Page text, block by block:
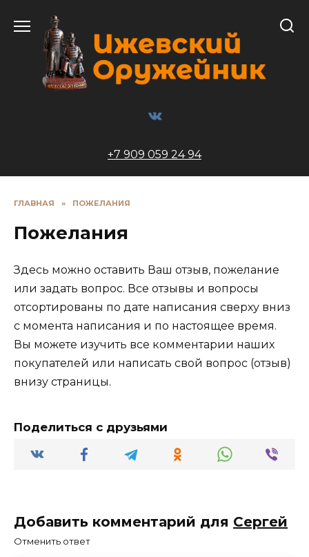
содержанию
+7 909 059 24 94
ГЛАВНАЯ » ПОЖЕЛАНИЯ
Пожелания
Здесь можно оставить Ваш отзыв, пожелание
или задать вопрос. Все отзывы и вопросы
отсортированы по дате написания сверху вниз
с момента написания и по настоящее время.
Вы можете изучить все комментарии наших
покупателей или написать свой вопрос (отзыв)
внизу страницы.
Поделиться с друзьями
Добавить комментарий для Сергей
Отменить ответ